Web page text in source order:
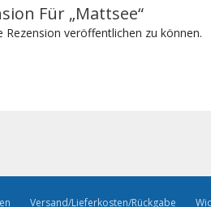
Für „Mattsee“
Rezension veröffentlichen zu können.
Versand/Lieferkosten/Rückgabe